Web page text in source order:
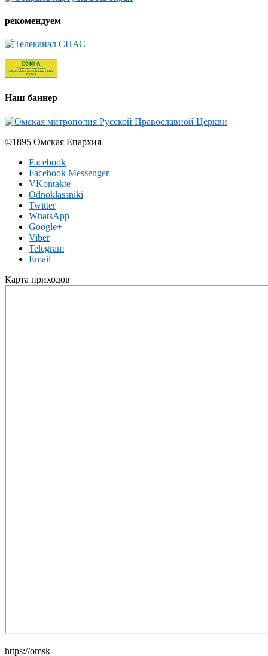
рекомендуем
Наш баннер
©1895 Омская Епархия
Facebook
Facebook Messenger
VKontakte
Odnoklassniki
Twitter
WhatsApp
Google+
Viber
Telegram
Email
Карта приходов
https://omsk-